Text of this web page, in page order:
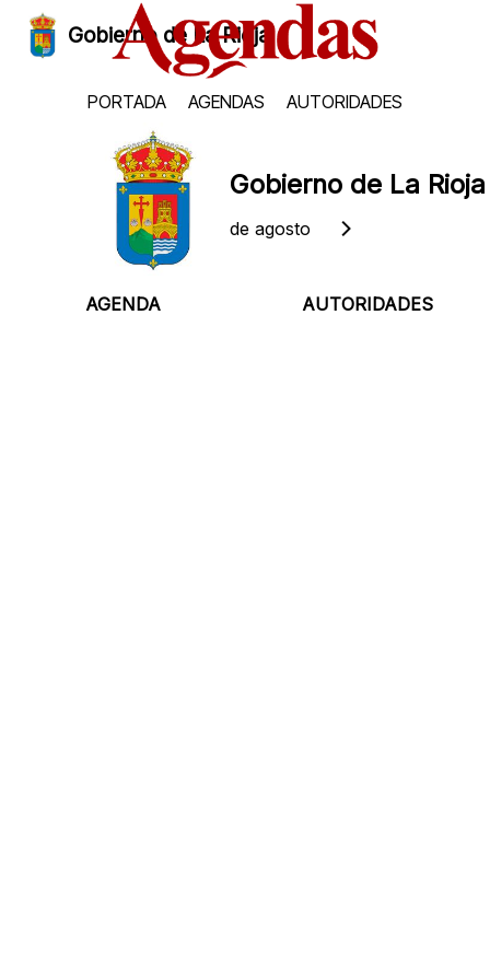
Gobierno de La Rioja
PORTADA AGENDAS AUTORIDADES
Gobierno de La Rioja
AGENDA AUTORIDADES
Domingo, 9 de agosto